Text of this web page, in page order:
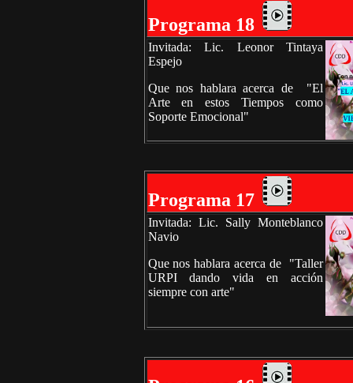
Programa 18
Invitada: Lic. Leonor Tintaya
Espejo
Que nos hablara acerca de "El
Arte en estos Tiempos como
Soporte Emocional"
Programa 17
Invitada: Lic. Sally Monteblanco
Navio
Que nos hablara acerca de "Taller
URPI dando vida en acción
siempre con arte"